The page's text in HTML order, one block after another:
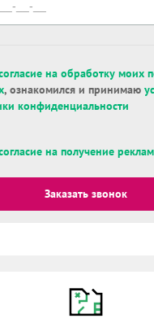
на обработку моих
, ознакомился и принимаю
конфиденциальности
на получение
Заказать звонок